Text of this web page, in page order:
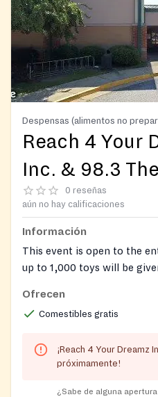
Despensas (alimentos no
Reach 4 Your
Inc. & 98.3
0 reseñas
aún no hay calificaciones
Información
This event is open to the
up to 1,000 toys will be
Ofrecen
Comestibles gratis
¡Reach 4 Your Dreamz
próximamente!
¿Sabe de alguna